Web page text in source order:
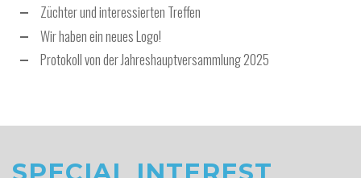
Züchter und interessierten Treffen
Wir haben ein neues Logo!
Protokoll von der Jahreshauptversammlung 2025